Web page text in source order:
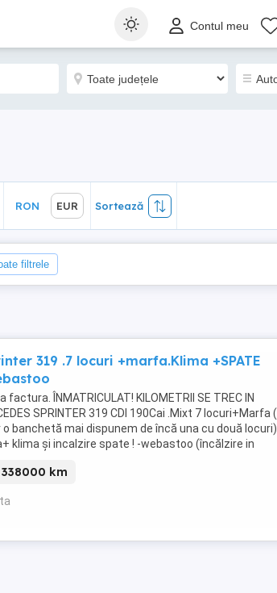
Contul meu
Sortează
RON EUR Sortează
filtrele
319 .7 locuri +marfa.Klima +SPATE
factura. ÎNMATRICULAT! KILOMETRII SE TREC IN
SPRINTER 319 CDI 190Cai .Mixt 7 locuri+Marfa (
banchetă mai dispunem de încă una cu două locuri)
klima și incalzire spate ! -webastoo (încălzire in
km